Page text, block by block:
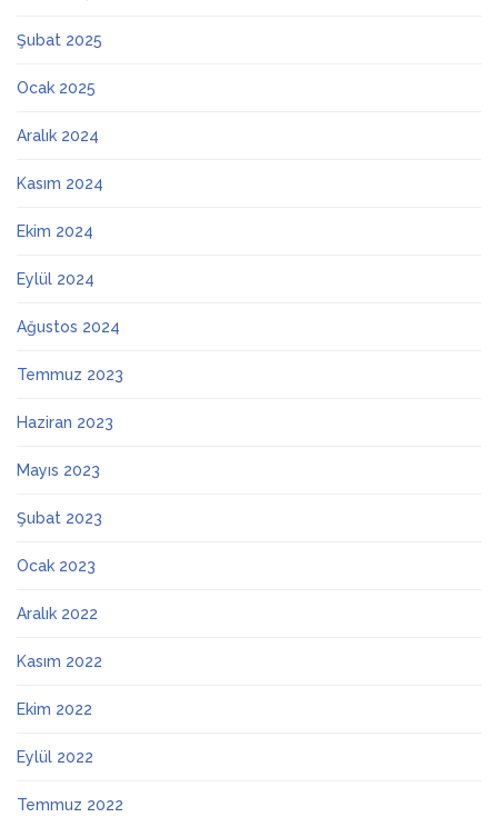
Şubat 2025
Ocak 2025
Aralık 2024
Kasım 2024
Ekim 2024
Eylül 2024
Ağustos 2024
Temmuz 2023
Haziran 2023
Mayıs 2023
Şubat 2023
Ocak 2023
Aralık 2022
Kasım 2022
Ekim 2022
Eylül 2022
Temmuz 2022